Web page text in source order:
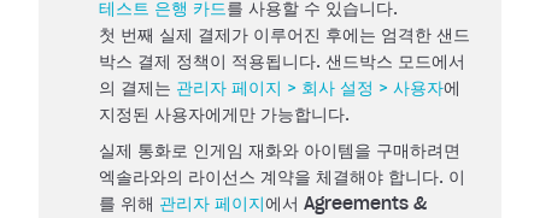
테스트 은행 카드를 사용할 수 있습니다.
첫 번째 실제 결제가 이루어진 후에는 엄격한 샌드
박스 결제 정책이 적용됩니다. 샌드박스 모드에서
의 결제는 관리자 페이지 > 회사 설정 > 사용자에
지정된 사용자에게만 가능합니다.
실제 통화로 인게임 재화와 아이템을 구매하려면
엑솔라와의 라이선스 계약을 체결해야 합니다. 이
를 위해 관리자 페이지 에서 Agreements &